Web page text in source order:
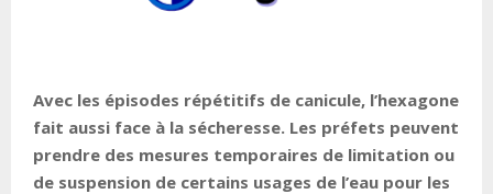
Avec les épisodes répétitifs de canicule, l’hexagone
fait aussi face à la sécheresse. Les préfets peuvent
prendre des mesures temporaires de limitation ou
de suspension de certains usages de l’eau pour les